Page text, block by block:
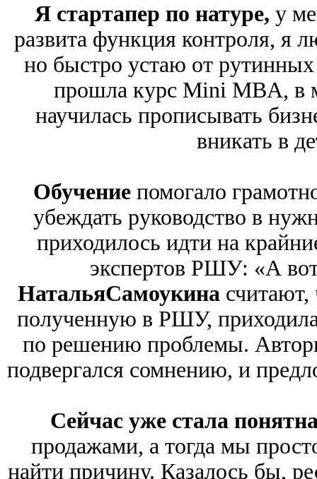
Я стартапер по натуре, у
развита функция контроля, я
но быстро устаю от
прошла курс Mini MBA, в
научилась прописывать
вникать в
Обучение помогало
убеждать руководство в
приходилось идти на
экспертов РШУ: «А
НатальяСамоукина
полученную в РШУ,
по решению проблемы.
подвергался сомнению, и
Сейчас уже стала
продажами, а тогда мы
найти причину. Казалось бы,